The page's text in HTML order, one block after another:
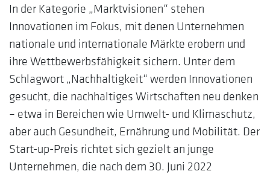
In der Kategorie „Marktvisionen“ stehen
Innovationen im Fokus, mit denen Unternehmen
nationale und internationale Märkte erobern und
ihre Wettbewerbsfähigkeit sichern. Unter dem
Schlagwort „Nachhaltigkeit“ werden Innovationen
gesucht, die nachhaltiges Wirtschaften neu denken
– etwa in Bereichen wie Umwelt- und Klimaschutz,
aber auch Gesundheit, Ernährung und Mobilität. Der
Start-up-Preis richtet sich gezielt an junge
Unternehmen, die nach dem 30. Juni 2022